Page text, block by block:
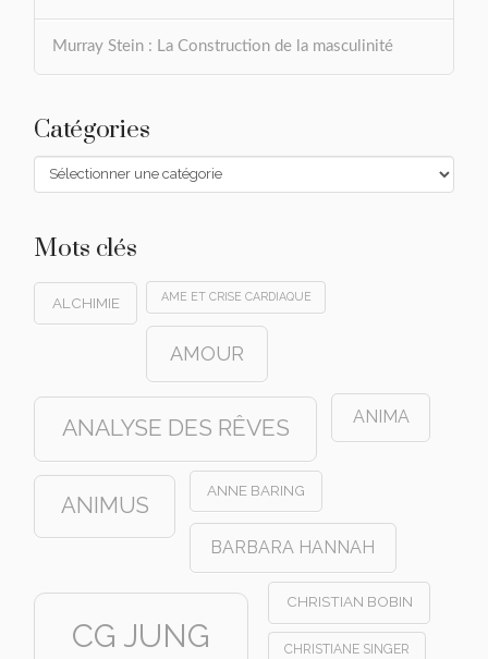
Murray Stein : La Construction de la masculinité
Catégories
Catégories
Mots clés
ALCHIMIE AME ET CRISE CARDIAQUE
AMOUR
ANALYSE DES RÊVES ANIMA
ANIMUS
ANNE BARING
BARBARA HANNAH
CG JUNG
CHRISTIAN BOBIN
CHRISTIANE SINGER